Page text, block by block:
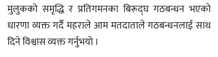
मुलुककाे समृद्धि र प्रतिगमनका बिरूद्घ गठबन्धन भएकाे
धारणा व्यक्त गर्दै महराले आम मतदाताले गठबन्धनलाई साथ
दिने विश्वास व्यक्त गर्नुभयाे ।